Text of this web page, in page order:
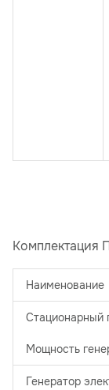
Комплектация
Наименование
Стационарный
Мощность
Генератор